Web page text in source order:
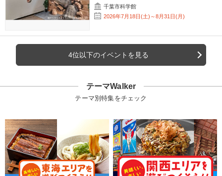
千葉市科学館
2026年7月18日(土)～8月31日(月)
4位以下のイベントを見る
テーマWalker
テーマ別特集をチェック